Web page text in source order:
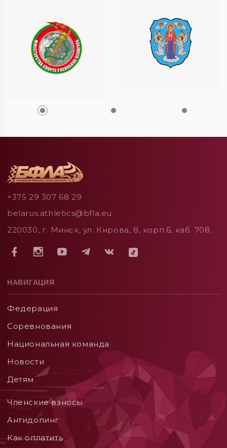
+375 29 307 68 29
belarus.athletics@bfla.eu
220030, г. Минск, ул. Кирова, 8, корп.6, каб. 708.
НАВИГАЦИЯ
Федерация
Соревнования
Национальная команда
Новости
Детям
Членские взносы
Aнтидопинг
Как оплатить